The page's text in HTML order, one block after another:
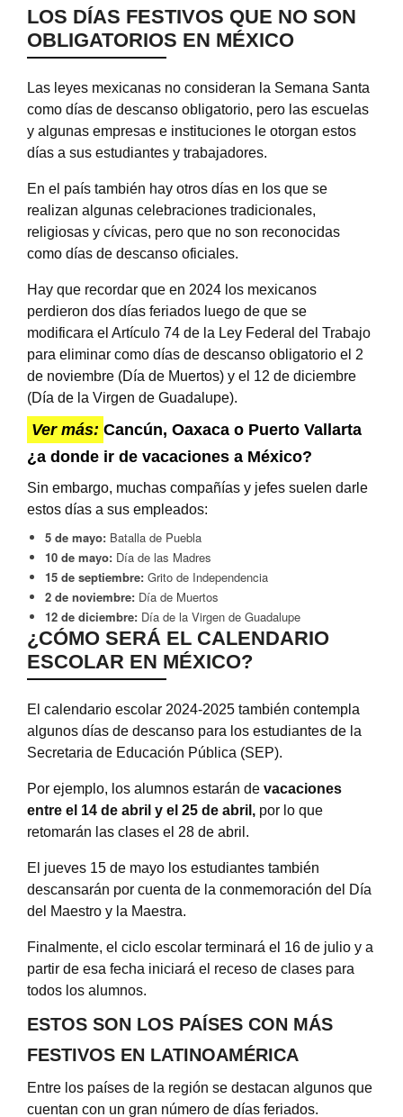
LOS DÍAS FESTIVOS QUE NO SON
OBLIGATORIOS EN MÉXICO
Las leyes mexicanas no consideran la Semana Santa
como días de descanso obligatorio, pero las escuelas
y algunas empresas e instituciones le otorgan estos
días a sus estudiantes y trabajadores.
En el país también hay otros días en los que se
realizan algunas celebraciones tradicionales,
religiosas y cívicas, pero que no son reconocidas
como días de descanso oficiales.
Hay que recordar que en 2024 los mexicanos
perdieron dos días feriados luego de que se
modificara el Artículo 74 de la Ley Federal del Trabajo
para eliminar como días de descanso obligatorio el 2
de noviembre (Día de Muertos) y el 12 de diciembre
(Día de la Virgen de Guadalupe).
Ver más: Cancún, Oaxaca o Puerto Vallarta
¿a donde ir de vacaciones a México?
Sin embargo, muchas compañías y jefes suelen darle
estos días a sus empleados:
5 de mayo: Batalla de Puebla
10 de mayo: Día de las Madres
15 de septiembre: Grito de Independencia
2 de noviembre: Día de Muertos
12 de diciembre: Día de la Virgen de Guadalupe
¿CÓMO SERÁ EL CALENDARIO
ESCOLAR EN MÉXICO?
El calendario escolar 2024-2025 también contempla
algunos días de descanso para los estudiantes de la
Secretaria de Educación Pública (SEP).
Por ejemplo, los alumnos estarán de vacaciones
entre el 14 de abril y el 25 de abril, por lo que
retomarán las clases el 28 de abril.
El jueves 15 de mayo los estudiantes también
descansarán por cuenta de la conmemoración del Día
del Maestro y la Maestra.
Finalmente, el ciclo escolar terminará el 16 de julio y a
partir de esa fecha iniciará el receso de clases para
todos los alumnos.
ESTOS SON LOS PAÍSES CON MÁS
FESTIVOS EN LATINOAMÉRICA
Entre los países de la región se destacan algunos que
cuentan con un gran número de días feriados.